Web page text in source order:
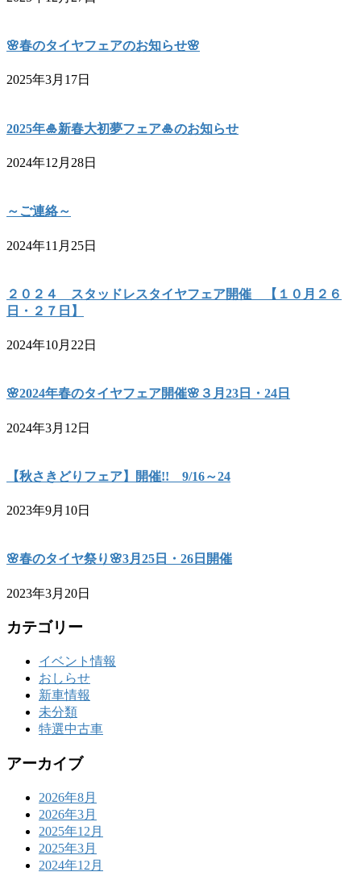
🌸春のタイヤフェアのお知らせ🌸
2025年3月17日
2025年🎍新春大初夢フェア🎍のお知らせ
2024年12月28日
～ご連絡～
2024年11月25日
２０２４ スタッドレスタイヤフェア開催 【１０月２６
日・２７日】
2024年10月22日
🌸2024年春のタイヤフェア開催🌸３月23日・24日
2024年3月12日
【秋さきどりフェア】開催!! 9/16～24
2023年9月10日
🌸春のタイヤ祭り🌸3月25日・26日開催
2023年3月20日
カテゴリー
イベント情報
おしらせ
新車情報
未分類
特選中古車
アーカイブ
2026年8月
2026年3月
2025年12月
2025年3月
2024年12月